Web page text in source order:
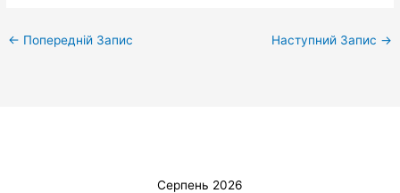
← Попередній Запис Наступний Запис →
Серпень 2026